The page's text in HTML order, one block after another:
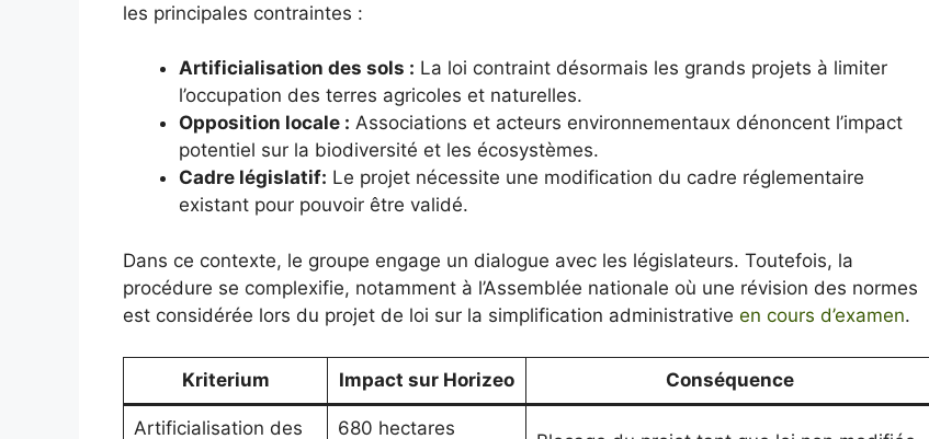
les principales contraintes :
Artificialisation des sols : La loi contraint désormais les grands projets à limiter
l’occupation des terres agricoles et naturelles.
Opposition locale : Associations et acteurs environnementaux dénoncent l’impact
potentiel sur la biodiversité et les écosystèmes.
Cadre législatif: Le projet nécessite une modification du cadre réglementaire
existant pour pouvoir être validé.
Dans ce contexte, le groupe engage un dialogue avec les législateurs. Toutefois, la
procédure se complexifie, notamment à l’Assemblée nationale où une révision des normes
est considérée lors du projet de loi sur la simplification administrative en cours d’examen.
Kriterium Impact sur Horizeo Conséquence
Artificialisation des
680 hectares